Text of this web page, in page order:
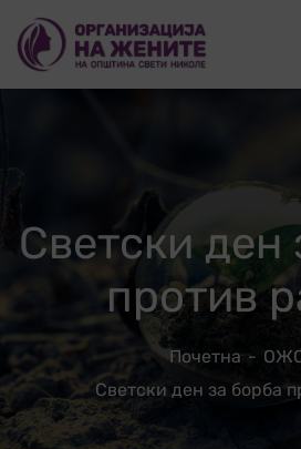
Светски ден
против
Почетна
Светски ден за борба